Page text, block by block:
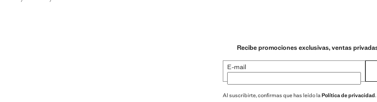
Recibe promociones exclusivas, ventas
E-mail
Al suscribirte, confirmas que has leído laPolítica de privacidad.